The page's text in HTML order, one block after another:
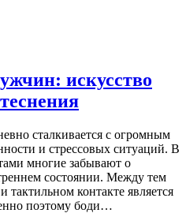
искусство
сталкивается с огромным
и стрессовых ситуаций. В
многие забывают о
состоянии. Между тем
тактильном контакте является
поэтому боди…